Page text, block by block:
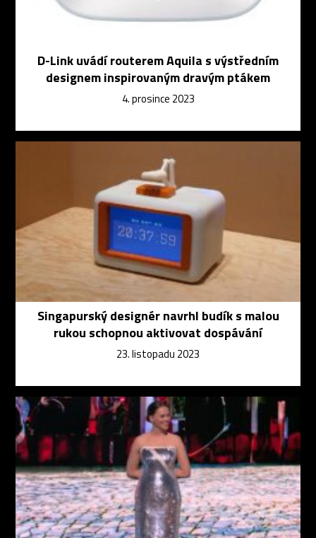
D-Link uvádí routerem Aquila s výstředním
designem inspirovaným dravým ptákem
4. prosince 2023
Singapurský designér navrhl budík s malou
rukou schopnou aktivovat dospávání
23. listopadu 2023